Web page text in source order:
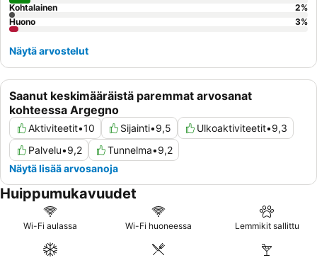
Saanut keskimääräistä paremmat arvosanat
kohteessa Argegno
Aktiviteetit•10 Sijainti•9,5 Ulkoaktiviteetit•9,3
Palvelu•9,2 Tunnelma•9,2
Näytä lisää arvosanoja
Kohtalainen
2%
Huono
3%
Näytä arvostelut
Huippumukavuudet
Wi-Fi aulassa Wi-Fi huoneessa Lemmikit sallittu